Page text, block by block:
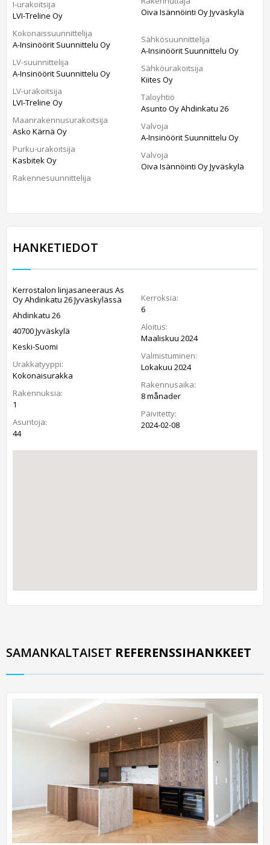
I-urakoitsija
LVI-Treline Oy
Kokonaissuunnittelija
A-Insinöörit Suunnittelu Oy
LV-suunnittelija
A-Insinöörit Suunnittelu Oy
LV-urakoitsija
LVI-Treline Oy
Maanrakennusurakoitsija
Asko Kärnä Oy
Purku-urakoitsija
Kasbitek Oy
Rakennesuunnittelija
Oiva Isännöinti Oy Jyväskylä
Sähkösuunnittelija
A-Insinöörit Suunnittelu Oy
Sähköurakoitsija
Kiites Oy
Taloyhtiö
Asunto Oy Ahdinkatu 26
Valvoja
A-Insinöörit Suunnittelu Oy
Valvoja
Oiva Isännöinti Oy Jyväskylä
HANKETIEDOT
Kerrostalon linjasaneeraus As
Oy Ahdinkatu 26 Jyväskylässä
Ahdinkatu 26
40700 Jyväskylä
Keski-Suomi
Urakkatyyppi:
Kokonaisurakka
Rakennuksia:
1
Asuntoja:
44
Kerroksia:
6
Aloitus:
Maaliskuu 2024
Valmistuminen:
Lokakuu 2024
Rakennusaika:
8 månader
Päivitetty:
2024-02-08
SAMANKALTAISET REFERENSSIHANKKEET